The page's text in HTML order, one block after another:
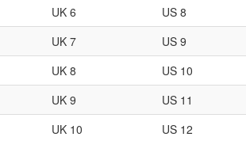
UK 6
US 8
UK 7
US 9
UK 8
US 10
UK 9
US 11
UK 10 US 12